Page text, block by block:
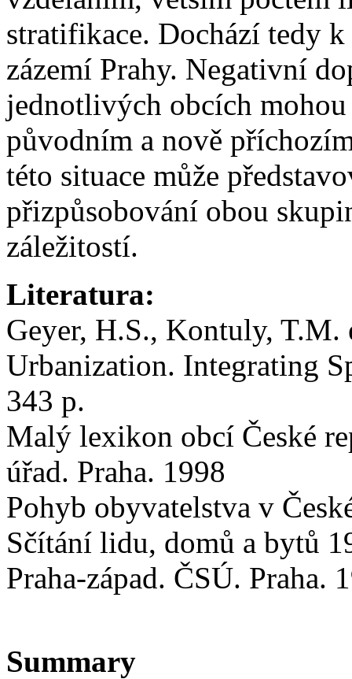
stratifikace. Dochází tedy
zázemí Prahy. Negativní
jednotlivých obcích
původním a nově
této situace může
přizpůsobování obou
záležitostí.
Literatura:
Geyer, H.S., Kontuly,
Urbanization. Integrating
343 p.
Malý lexikon obcí České
úřad. Praha. 1998
Pohyb obyvatelstva v
Sčítání lidu, domů a bytů
Praha-západ. ČSÚ. Praha.
Summary